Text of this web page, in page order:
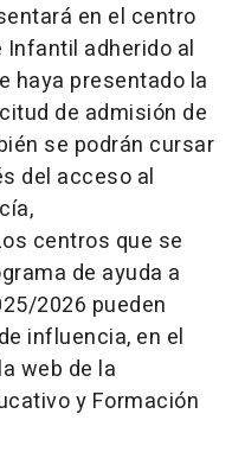
en el centro
adherido al
haya presentado la
de admisión de
se podrán cursar
del acceso al
centros que se
de ayuda a
2026 pueden
influencia, en el
web de la
y Formación